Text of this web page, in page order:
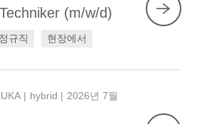
(m/w/d)
정규직 현장에서
hybrid
2026년 7월